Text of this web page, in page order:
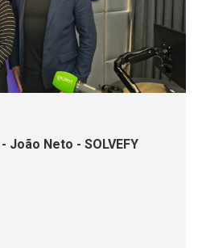
João Neto - SOLVEFY